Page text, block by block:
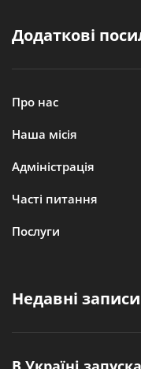
Додаткові
Про нас
Наша місія
Адміністрація
Часті питання
Послуги
Недавні записи